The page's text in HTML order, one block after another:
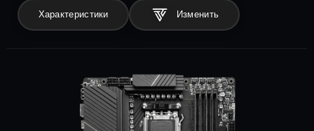
Характеристики